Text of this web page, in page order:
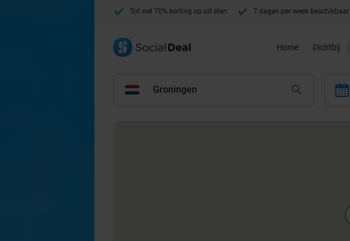
Tot wel 70% korting op uit eten 7 dagen per week beschikbaar
Home Dichtbij
Groningen calendar